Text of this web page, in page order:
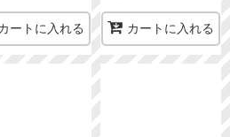
ートに入れる カートに入れる